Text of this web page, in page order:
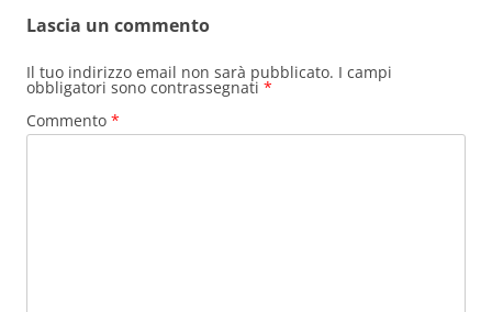
Lascia un commento
Il tuo indirizzo email non sarà pubblicato. I campi
obbligatori sono contrassegnati *
Commento *